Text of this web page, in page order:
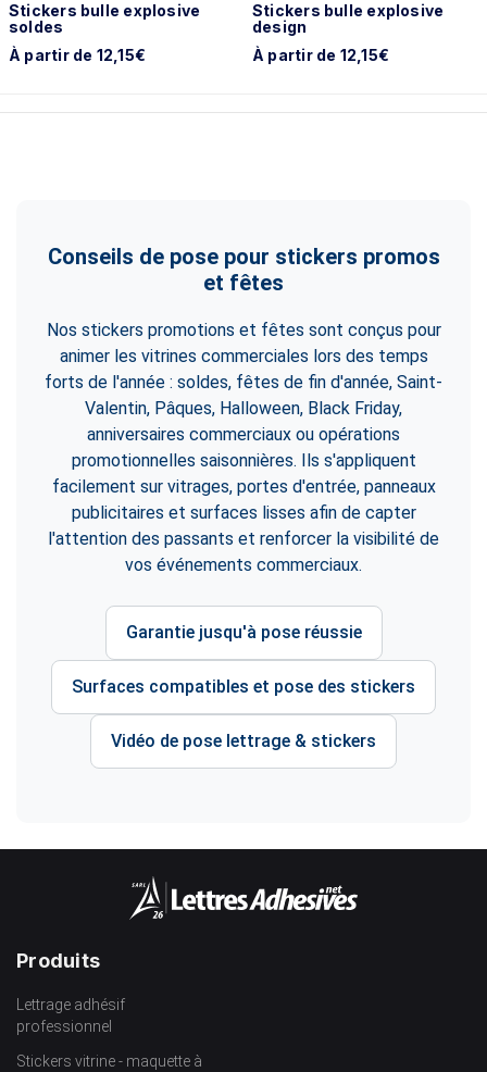
Stickers bulle explosive
soldes
À partir de 12,15€
Stickers bulle explosive
design
À partir de 12,15€
Conseils de pose pour stickers promos
et fêtes
Nos stickers promotions et fêtes sont conçus pour
animer les vitrines commerciales lors des temps
forts de l'année : soldes, fêtes de fin d'année, Saint-
Valentin, Pâques, Halloween, Black Friday,
anniversaires commerciaux ou opérations
promotionnelles saisonnières. Ils s'appliquent
facilement sur vitrages, portes d'entrée, panneaux
publicitaires et surfaces lisses afin de capter
l'attention des passants et renforcer la visibilité de
vos événements commerciaux.
Garantie jusqu'à pose réussie
Surfaces compatibles et pose des stickers
Vidéo de pose lettrage & stickers
Produits
Lettrage adhésif
professionnel
Stickers vitrine - maquette à